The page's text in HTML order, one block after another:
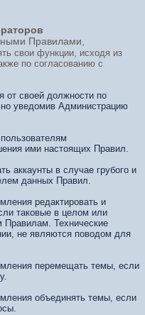
Правилами,
свои функции, исходя из
по согласованию с
от своей должности по
уведомив Администрацию
ими настоящих Правил.
аккаунты в случае грубого и
данных Правил.
редактировать и
таковые в целом или
Правилам. Технические
не являются поводом для
перемещать темы, если
объединять темы, если